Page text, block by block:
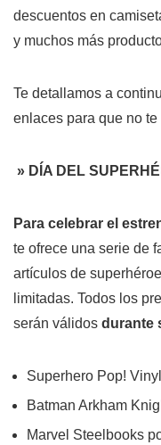
descuentos en
y muchos más
Te detallamos a
enlaces para que no te
» DÍA DEL
Para celebrar el
te ofrece una serie de
artículos de
limitadas. Todos los
serán válidos durante
Superhero Pop!
Batman Arkham
Marvel Steelbooks